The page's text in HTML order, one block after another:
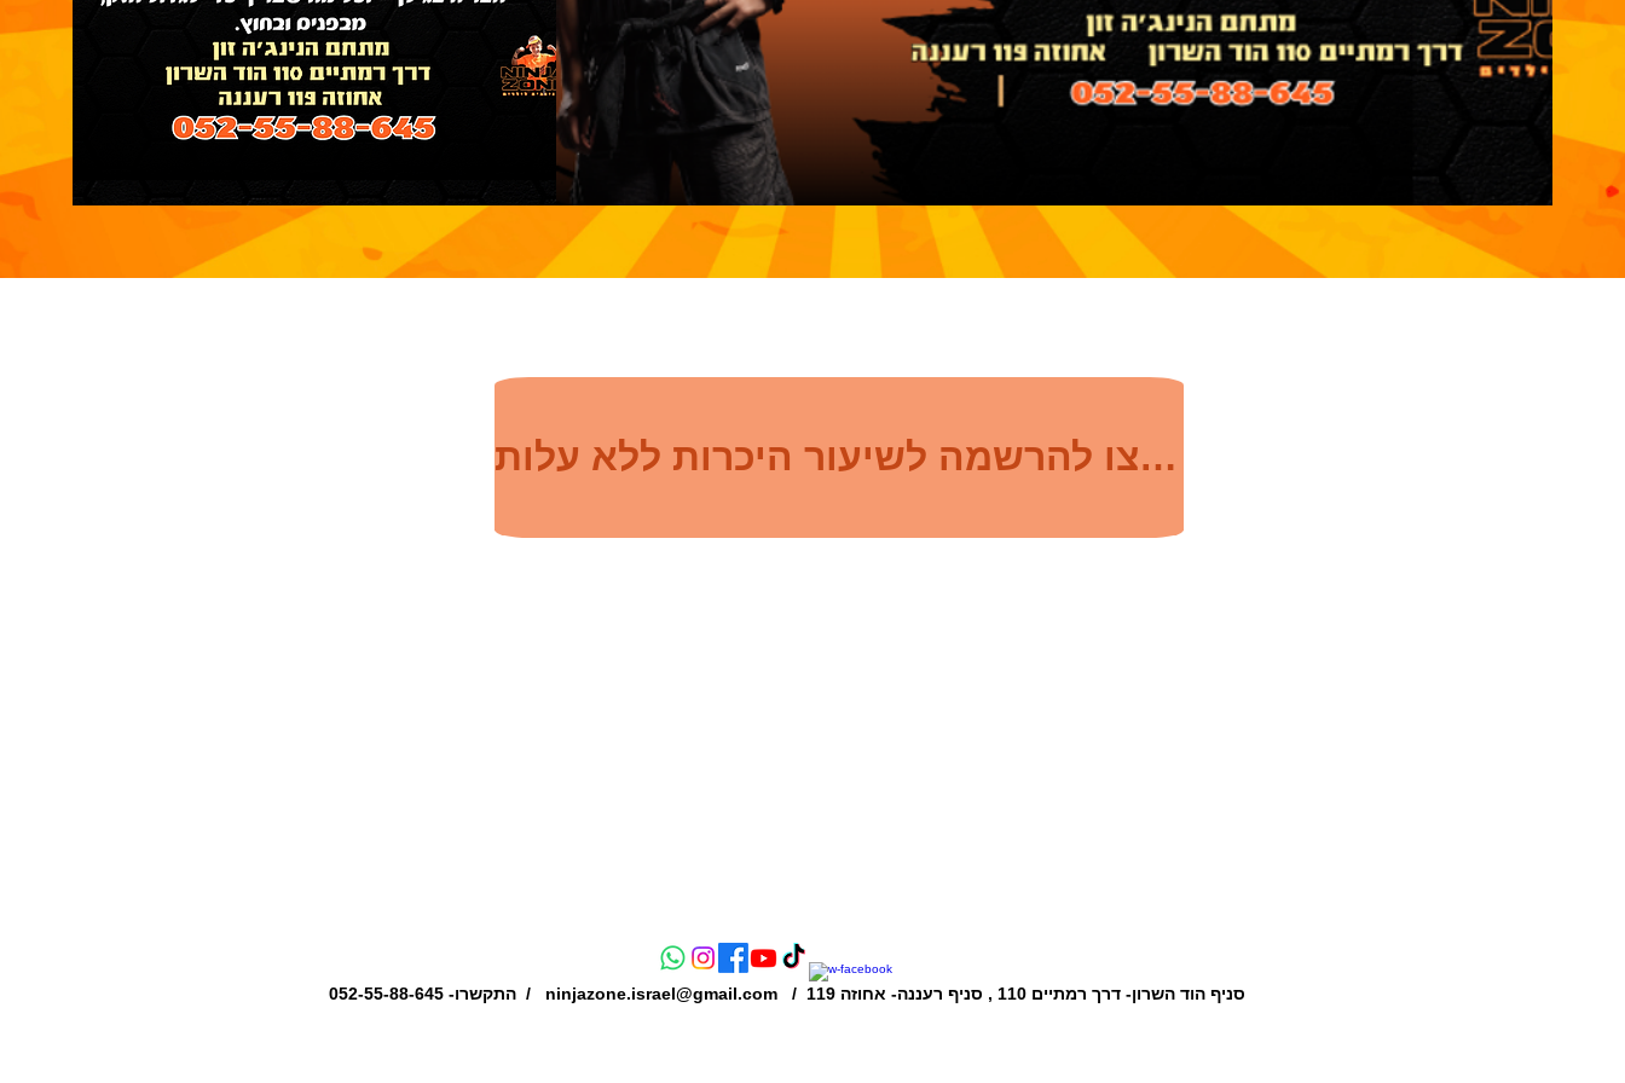
לחצו להרשמה לשיעור היכרות ללא עלות
התקשרו- 052-55-88-645 / ninjazone.israel@gmail.com / סניף הוד השרון- דרך רמתיים 110 , סניף רעננה- אחוזה 119